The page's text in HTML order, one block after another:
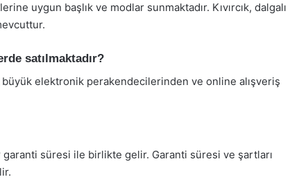
uygun başlık ve modlar sunmaktadır. Kıvırcık, dalgalı
satılmaktadır?
elektronik perakendecilerinden ve online alışveriş
süresi ile birlikte gelir. Garanti süresi ve şartları